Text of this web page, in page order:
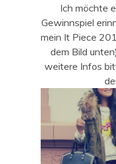
Ich möchte
Gewinnspiel
mein It Piece
dem Bild
weitere Infos